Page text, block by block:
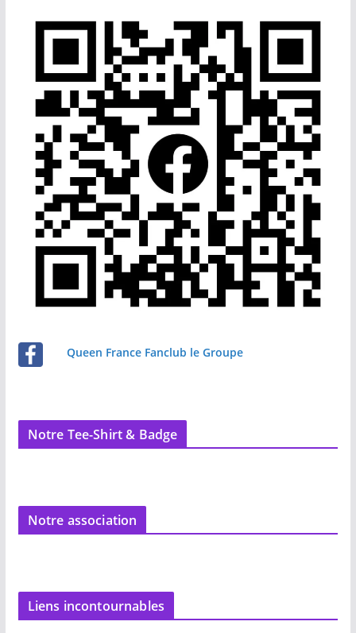
Queen France Fanclub le Groupe
Notre Tee-Shirt & Badge
Notre association
Liens incontournables